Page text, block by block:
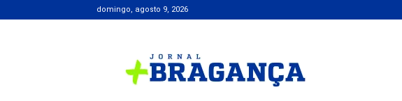
domingo, agosto 9, 2026
+
Bragança